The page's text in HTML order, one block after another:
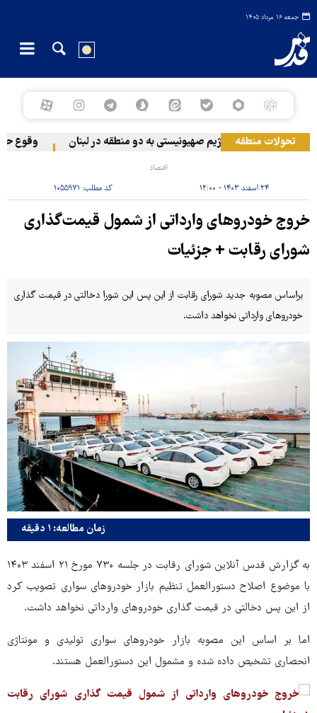
جمعه ۱۶ مرداد ۱۴۰۵
تحولات منطقهحمله رژیم صهیونیستی به دو منطقه در لبنان وقوع
اقتصاد
۲۴ اسفند ۱۴۰۳ - ۱۲:۰۰ کد مطلب: ۱۰۵۵۹۷۱
خروج خودروهای وارداتی از شمول قیمت‌گذاری
شورای رقابت + جزئیات
براساس مصوبه جدید شورای رقابت از این پس این شورا دخالتی در قیمت گذاری
خودروهای وارداتی نخواهد داشت.
زمان مطالعه: ۱ دقیقه
به گزارش قدس آنلاین شورای رقابت در جلسه ۷۳۰ مورخ ۲۱ اسفند ۱۴۰۳
با موضوع اصلاح دستورالعمل تنظیم بازار خودروهای سواری تصویب کرد
از این پس دخالتی در قیمت گذاری خودروهای وارداتی نخواهد داشت.
اما بر اساس این مصوبه بازار خودروهای سواری تولیدی و مونتاژی
انحصاری تشخیص داده شده و مشمول این دستورالعمل هستند.